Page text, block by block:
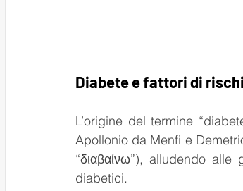
Diabete e fattori di
L’origine del termine
Apollonio da Menfi e
“διαβαίνω”), alludendo
diabetici.